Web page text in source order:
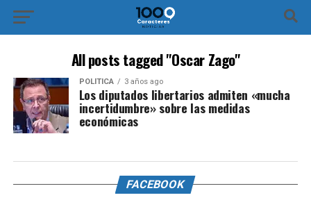
All posts tagged "Oscar Zago"
POLÍTICA 3 años ago
Los diputados libertarios admiten «mucha
incertidumbre» sobre las medidas
económicas
FACEBOOK